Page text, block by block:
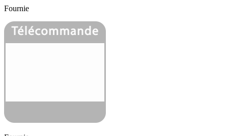
Fournie